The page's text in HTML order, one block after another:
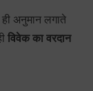
अनुमान लगाते
विवेक का वरदान